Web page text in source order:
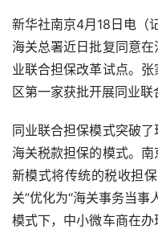
新华社南京4月18日电（
海关总署近日批复同意
业联合担保改革试点。
区第一家获批开展同业联
同业联合担保模式突破
海关税款担保的模式。南
新模式将传统的税收担
关”优化为“海关事务当事
模式下，中小微车商在